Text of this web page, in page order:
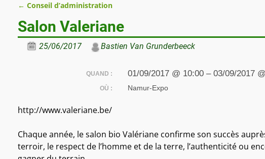
← Conseil d’administration
Salon Valeriane
25/06/2017 Bastien Van Grunderbeeck
QUAND : 01/09/2017 @ 10:00 – 03/09/2017
OÙ : Namur-Expo
http://www.valeriane.be/
Chaque année, le salon bio Valériane confirme son succès
terroir, le respect de l’homme et de la terre, l’authenticité ou